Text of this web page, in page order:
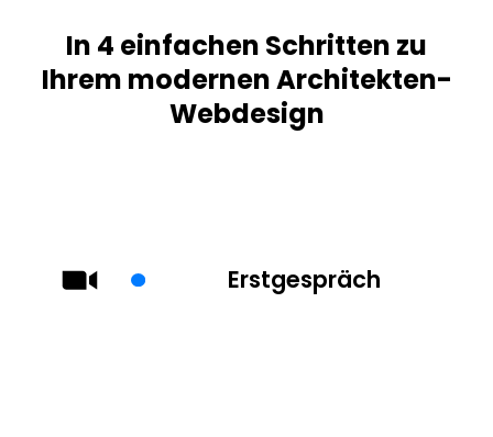
In 4 einfachen Schritten zu
Ihrem modernen Architekten-
Webdesign
Erstgespräch